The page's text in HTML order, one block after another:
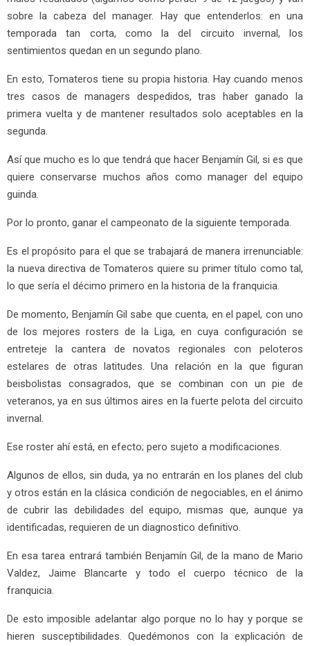
sobre la cabeza del manager. Hay que entenderlos: en una
temporada tan corta, como la del circuito invernal, los
sentimientos quedan en un segundo plano.
En esto, Tomateros tiene su propia historia. Hay cuando menos
tres casos de managers despedidos, tras haber ganado la
primera vuelta y de mantener resultados solo aceptables en la
segunda.
Así que mucho es lo que tendrá que hacer Benjamín Gil, si es que
quiere conservarse muchos años como manager del equipo
guinda.
Por lo pronto, ganar el campeonato de la siguiente temporada.
Es el propósito para el que se trabajará de manera irrenunciable:
la nueva directiva de Tomateros quiere su primer título como tal,
lo que sería el décimo primero en la historia de la franquicia.
De momento, Benjamín Gil sabe que cuenta, en el papel, con uno
de los mejores rosters de la Liga, en cuya configuración se
entreteje la cantera de novatos regionales con peloteros
estelares de otras latitudes. Una relación en la que figuran
beisbolistas consagrados, que se combinan con un pie de
veteranos, ya en sus últimos aires en la fuerte pelota del circuito
invernal.
Ese roster ahí está, en efecto; pero sujeto a modificaciones.
Algunos de ellos, sin duda, ya no entrarán en los planes del club
y otros están en la clásica condición de negociables, en el ánimo
de cubrir las debilidades del equipo, mismas que, aunque ya
identificadas, requieren de un diagnostico definitivo.
En esa tarea entrará también Benjamín Gil, de la mano de Mario
Valdez, Jaime Blancarte y todo el cuerpo técnico de la
franquicia.
De esto imposible adelantar algo porque no lo hay y porque se
hieren susceptibilidades. Quedémonos con la explicación de